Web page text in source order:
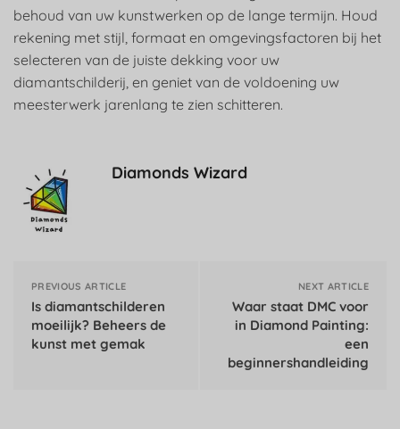
behoud van uw kunstwerken op de lange termijn. Houd
rekening met stijl, formaat en omgevingsfactoren bij het
selecteren van de juiste dekking voor uw
diamantschilderij, en geniet van de voldoening uw
meesterwerk jarenlang te zien schitteren.
Diamonds Wizard
PREVIOUS ARTICLE
Is diamantschilderen
moeilijk? Beheers de
kunst met gemak
NEXT ARTICLE
Waar staat DMC voor
in Diamond Painting:
een
beginnershandleiding